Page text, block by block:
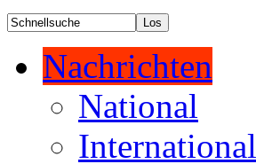
Nachrichten
National
International